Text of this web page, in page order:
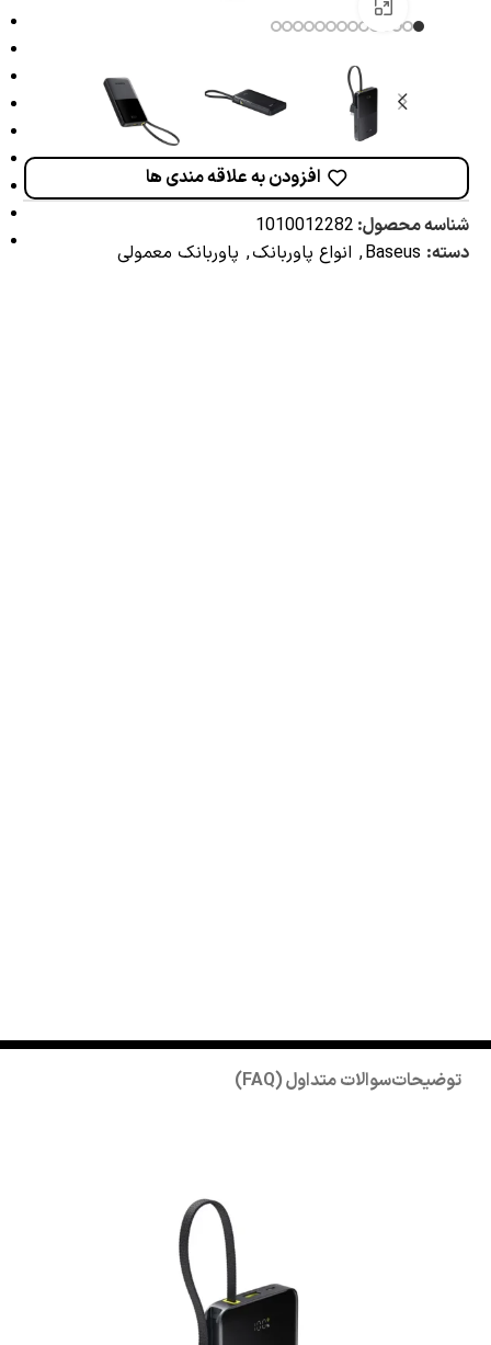
برای بزرگنمایی کلیک کنید
افزودن به علاقه مندی ها
شناسه محصول: 1010012282
دسته: Baseus
, انواع پاوربانک, پاوربانک معمولی
توضیحاتسوالات متداول (FAQ)